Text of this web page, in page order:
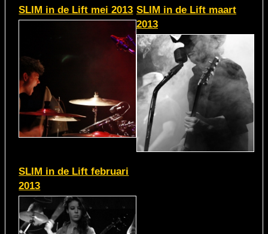
SLIM in de Lift mei 2013 SLIM in de Lift maart
2013
SLIM in de Lift februari
2013